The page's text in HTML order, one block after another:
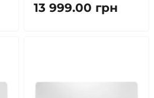
13 999.00 грн